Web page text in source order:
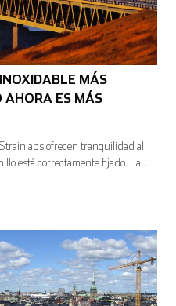
MÁS
AHORA ES MÁS
ofrecen tranquilidad al
está correctamente fijado. La...